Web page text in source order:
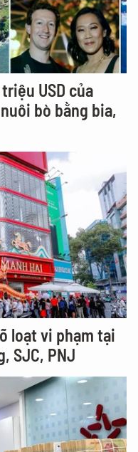
USD của
bò bằng bia,
loạt vi phạm tại
SJC, PNJ